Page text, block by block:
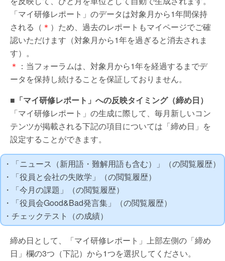
「マイ研修レポート」のデータは対象月から1年間保持
される（ ＊ ）ため、過去のレポートもマイページでご確
認いただけます（対象月から1年を過ぎると消去されま
す）。
＊ ：当フォーラムは、対象月から1年を経過するまでデ
ータを保持し続けることを保証しておりません。
■「マイ研修レポート」への反映タイミング（締め日）
「マイ研修レポート」の生成に際して、毎月新しいコン
テンツが掲載される下記の項目については「締め日」を
設定することができます。
・「ニュース（新用語・難解用語も含む）」（の閲覧履歴）
・「役員と会社の失敗学」（の閲覧履歴）
・「今月の課題」（の閲覧履歴）
・「役員会Good&Bad発言集」（の閲覧履歴）
・チェックテスト（の成績）
締め日として、「マイ研修レポート」上部左側の「締め
日」欄の3つ（下記）から1つを選択してください。